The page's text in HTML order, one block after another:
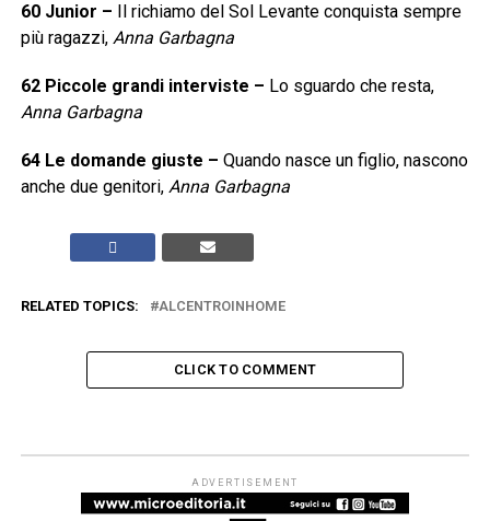
60 Junior –
Il richiamo del Sol Levante conquista sempre
più ragazzi, Anna Garbagna
62 Piccole grandi interviste – Lo sguardo che resta,
Anna Garbagna
64 Le domande giuste – Quando nasce un figlio, nascono
anche due genitori, Anna Garbagna
RELATED TOPICS: ALCENTROINHOME
CLICK TO COMMENT
ARTICOLI & APPROFONDIMENTI